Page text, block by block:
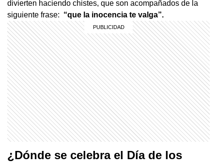
divierten haciendo chistes, que son acompañados de la
siguiente frase: “que la inocencia te valga”.
¿Dónde se celebra el Día de los